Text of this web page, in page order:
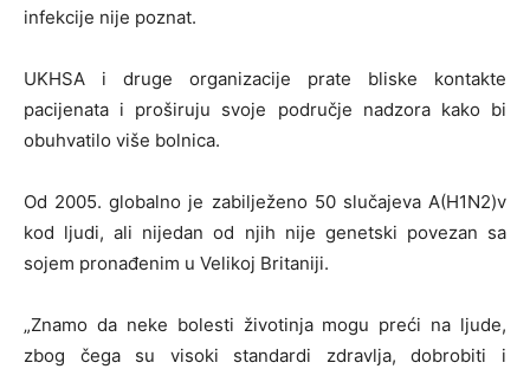
infekcije nije poznat.
UKHSA i druge organizacije prate bliske kontakte
pacijenata i proširuju svoje područje nadzora kako bi
obuhvatilo više bolnica.
Od 2005. globalno je zabilježeno 50 slučajeva A(H1N2)v
kod ljudi, ali nijedan od njih nije genetski povezan sa
sojem pronađenim u Velikoj Britaniji.
„Znamo da neke bolesti životinja mogu preći na ljude,
zbog čega su visoki standardi zdravlja, dobrobiti i